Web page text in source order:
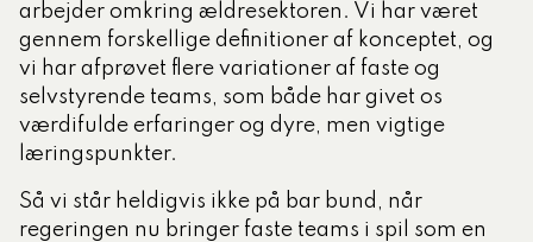
arbejder omkring ældresektoren. Vi har været
gennem forskellige definitioner af konceptet, og
vi har afprøvet flere variationer af faste og
selvstyrende teams, som både har givet os
værdifulde erfaringer og dyre, men vigtige
læringspunkter.
Så vi står heldigvis ikke på bar bund, når
regeringen nu bringer faste teams i spil som en